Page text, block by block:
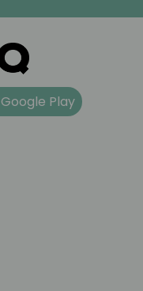
Google Play